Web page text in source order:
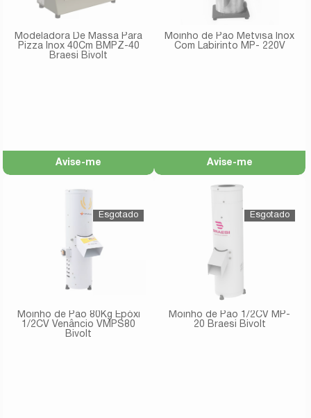
Modeladora De Massa Para
Pizza Inox 40Cm BMPZ-40
Braesi Bivolt
Avise-me
Moinho de Pão Metvisa Inox
Com Labirinto MP- 220V
Avise-me
Moinho de Pão 80Kg Epóxi
1/2CV Venâncio VMPS80
Bivolt
Moinho de Pão 1/2CV MP-
20 Braesi Bivolt